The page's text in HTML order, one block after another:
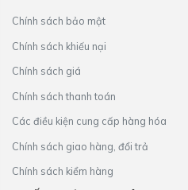
Chính sách bảo mật
Chính sách khiếu nại
Chính sách giá
Chính sách thanh toán
Các điều kiện cung cấp hàng hóa
Chính sách giao hàng, đổi trả
Chính sách kiểm hàng